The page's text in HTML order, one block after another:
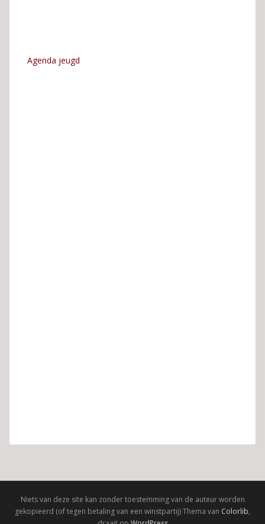
Agenda jeugd
Niets van deze site kan zonder toestemming van de auteur worden
gekopieerd (of tegen betaling van een winstpartij) Thema van Colorlib,